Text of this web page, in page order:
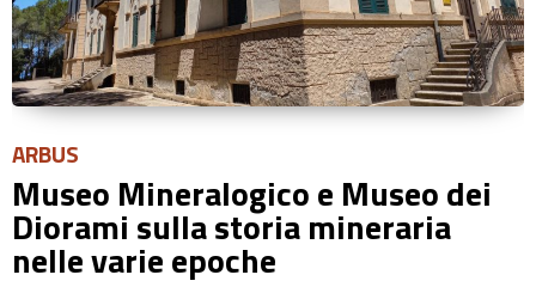
ARBUS
Museo Mineralogico e Museo dei
Diorami sulla storia mineraria
nelle varie epoche